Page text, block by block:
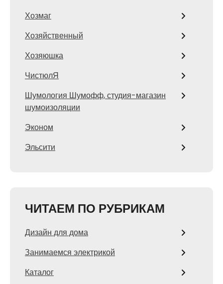
Хозмаг
Хозяйственный
Хозяюшка
ЧистюлЯ
Шумология Шумофф, студия-магазин
шумоизоляции
Эконом
Эльсити
ЧИТАЕМ ПО РУБРИКАМ
Дизайн для дома
Занимаемся электрикой
Каталог